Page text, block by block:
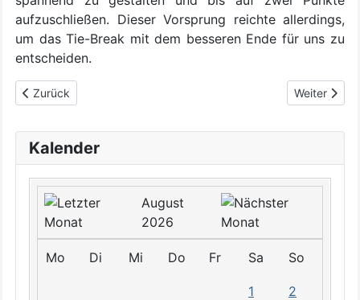
Kalender
August
2026
Mo Di Mi Do Fr Sa So
1 2
aufzuschließen. Dieser Vorsprung reichte allerdings,
um das Tie-Break mit dem besseren Ende für uns zu
entscheiden.
Vorheriger Beitrag: Bericht aus der weiblichen Jugend
Zurück Nächster
Weiter